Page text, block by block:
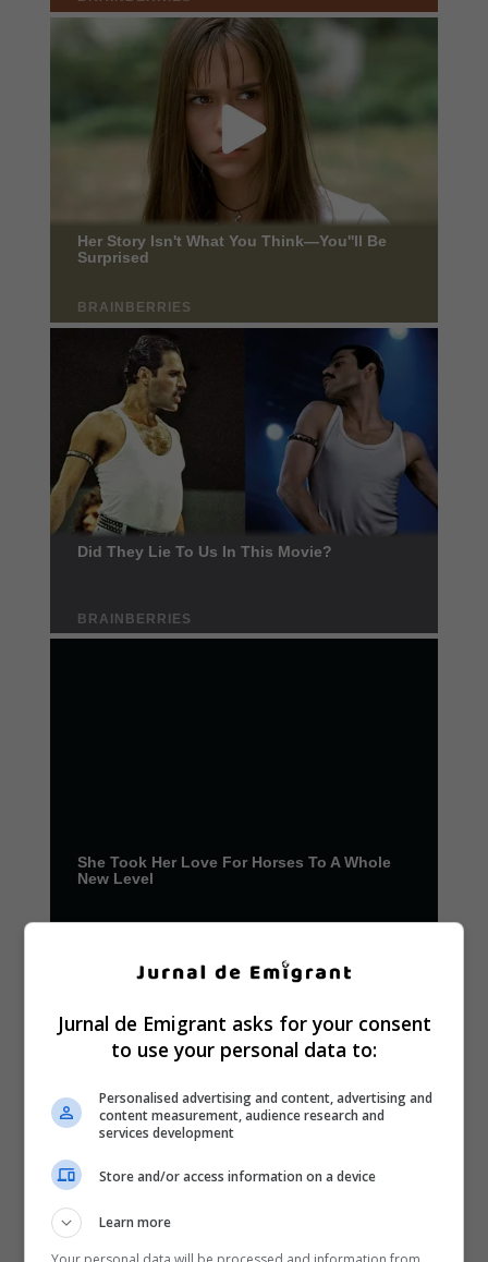
Jurnal de Emigrant asks for your consent
to use your personal data to:
Personalised advertising and content, advertising and
content measurement, audience research and
services development
Store and/or access information on a device
Learn more